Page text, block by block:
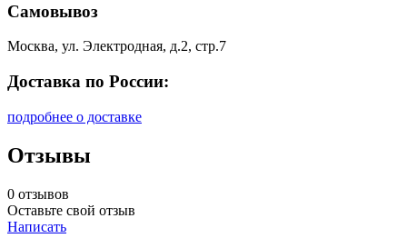
Самовывоз
Москва, ул. Электродная, д.2, стр.7
Доставка по России:
подробнее о доставке
Отзывы
0 отзывов
Оставьте свой отзыв
Написать